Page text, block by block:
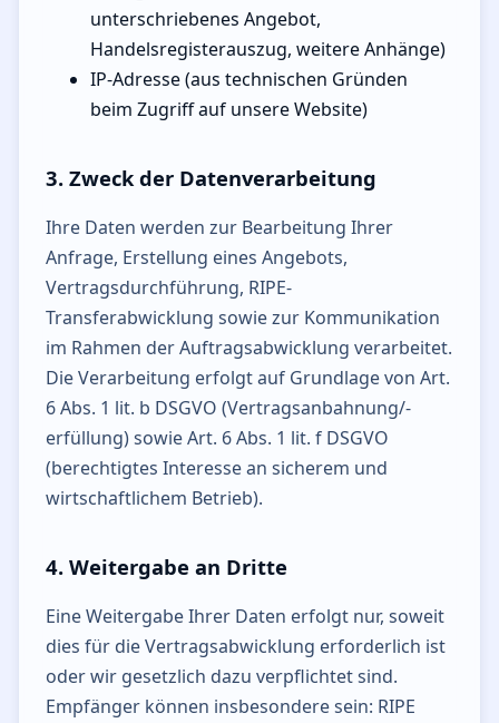
unterschriebenes Angebot,
Handelsregisterauszug, weitere Anhänge)
IP-Adresse (aus technischen Gründen
beim Zugriff auf unsere Website)
3. Zweck der Datenverarbeitung
Ihre Daten werden zur Bearbeitung Ihrer
Anfrage, Erstellung eines Angebots,
Vertragsdurchführung, RIPE-
Transferabwicklung sowie zur Kommunikation
im Rahmen der Auftragsabwicklung verarbeitet.
Die Verarbeitung erfolgt auf Grundlage von Art.
6 Abs. 1 lit. b DSGVO (Vertragsanbahnung/-
erfüllung) sowie Art. 6 Abs. 1 lit. f DSGVO
(berechtigtes Interesse an sicherem und
wirtschaftlichem Betrieb).
4. Weitergabe an Dritte
Eine Weitergabe Ihrer Daten erfolgt nur, soweit
dies für die Vertragsabwicklung erforderlich ist
oder wir gesetzlich dazu verpflichtet sind.
Empfänger können insbesondere sein: RIPE